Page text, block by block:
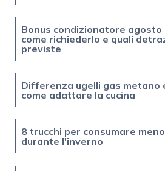
Bonus condizionatore agosto
come richiederlo e quali
previste
Differenza ugelli gas metano
come adattare la cucina
8 trucchi per consumare
durante l'inverno